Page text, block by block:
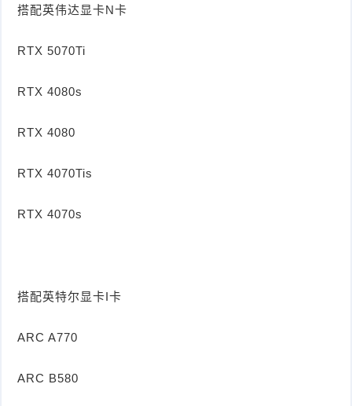
搭配英伟达显卡N卡
RTX 5070Ti
RTX 4080s
RTX 4080
RTX 4070Tis
RTX 4070s
搭配英特尔显卡I卡
ARC A770
ARC B580